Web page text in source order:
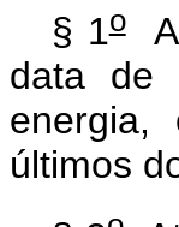
§ 1oA
data de
energia,
últimos